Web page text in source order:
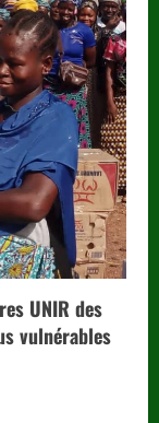
UNIR des
vulnérables